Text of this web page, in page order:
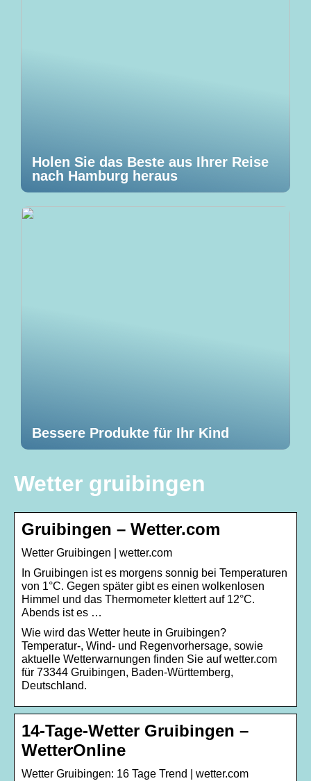
Holen Sie das Beste aus Ihrer Reise
nach Hamburg heraus
Bessere Produkte für Ihr Kind
Wetter gruibingen
Gruibingen – Wetter.com
Wetter Gruibingen | wetter.com
In Gruibingen ist es morgens sonnig bei Temperaturen
von 1°C. Gegen später gibt es einen wolkenlosen
Himmel und das Thermometer klettert auf 12°C.
Abends ist es …
Wie wird das Wetter heute in Gruibingen?
Temperatur-, Wind- und Regenvorhersage, sowie
aktuelle Wetterwarnungen finden Sie auf wetter.com
für 73344 Gruibingen, Baden-Württemberg,
Deutschland.
14-Tage-Wetter Gruibingen –
WetterOnline
Wetter Gruibingen: 16 Tage Trend | wetter.com